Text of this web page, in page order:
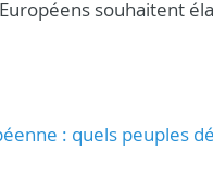
souhaitent
: quels peuples